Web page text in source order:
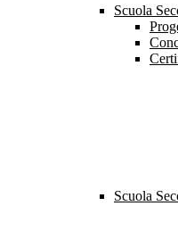
Scuola
Scuola